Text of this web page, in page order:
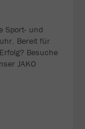
Sport- und
Bereit für
Besuche
JAKO